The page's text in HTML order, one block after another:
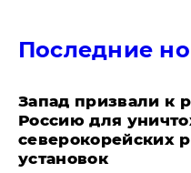
Последние
Запад призвали к
Россию для
северокорейских
установок